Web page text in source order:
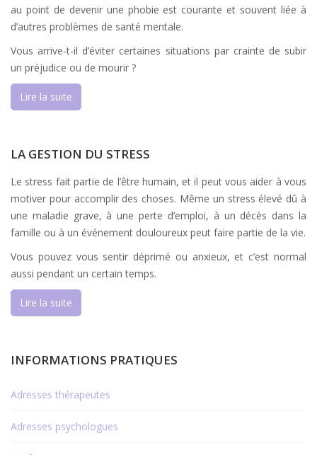
au point de devenir une phobie est courante et souvent liée à
d’autres problèmes de santé mentale.
Vous arrive-t-il d’éviter certaines situations par crainte de subir
un préjudice ou de mourir ?
Lire la suite
LA GESTION DU STRESS
Le stress fait partie de l’être humain, et il peut vous aider à vous
motiver pour accomplir des choses. Même un stress élevé dû à
une maladie grave, à une perte d’emploi, à un décès dans la
famille ou à un événement douloureux peut faire partie de la vie.
Vous pouvez vous sentir déprimé ou anxieux, et c’est normal
aussi pendant un certain temps.
Lire la suite
INFORMATIONS PRATIQUES
Adresses thérapeutes
Adresses psychologues